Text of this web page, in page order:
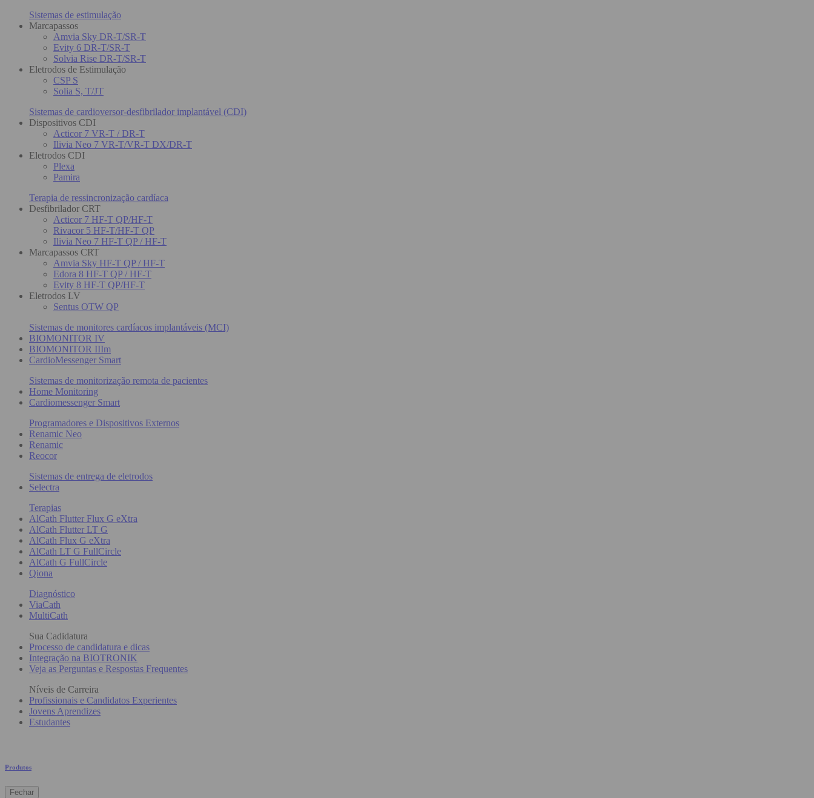
Sistemas de estimulação
Marcapassos
Amvia Sky DR-T/SR-T
Evity 6 DR-T/SR-T
Solvia Rise DR-T/SR-T
Eletrodos de Estimulação
CSP S
Solia S, T/JT
Sistemas de cardioversor-desfibrilador implantável (CDI)
Dispositivos CDI
Acticor 7 VR-T / DR-T
Ilivia Neo 7 VR-T/VR-T DX/DR-T
Eletrodos CDI
Plexa
Pamira
Terapia de ressincronização cardíaca
Desfibrilador CRT
Acticor 7 HF-T QP/HF-T
Rivacor 5 HF-T/HF-T QP
Ilivia Neo 7 HF-T QP / HF-T
Marcapassos CRT
Amvia Sky HF-T QP / HF-T
Edora 8 HF-T QP / HF-T
Evity 8 HF-T QP/HF-T
Eletrodos LV
Sentus OTW QP
Sistemas de monitores cardíacos implantáveis (MCI)
BIOMONITOR IV
BIOMONITOR IIIm
CardioMessenger Smart
Sistemas de monitorização remota de pacientes
Home Monitoring
Cardiomessenger Smart
Programadores e Dispositivos Externos
Renamic Neo
Renamic
Reocor
Sistemas de entrega de eletrodos
Selectra
Terapias
AlCath Flutter Flux G eXtra
AlCath Flutter LT G
AlCath Flux G eXtra
AlCath LT G FullCircle
AlCath G FullCircle
Qiona
Diagnóstico
ViaCath
MultiCath
Sua Cadidatura
Processo de candidatura e dicas
Integração na BIOTRONIK
Veja as Perguntas e Respostas Frequentes
Níveis de Carreira
Profissionais e Candidatos Experientes
Jovens Aprendizes
Estudantes
Produtos
Fechar